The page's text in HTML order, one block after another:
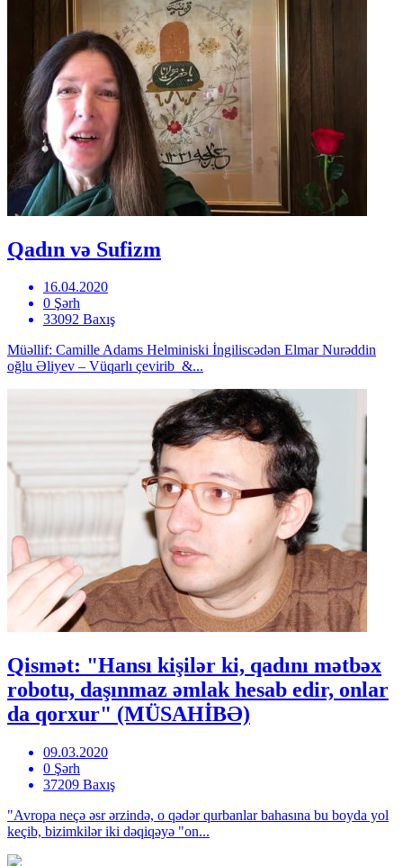
Qadın və Sufizm
16.04.2020
0 Şərh
33092 Baxış
Müəllif: Camille Adams Helminiski İngiliscədən Elmar Nurəddin
oğlu Əliyev – Vüqarlı çevirib &...
Qismət: "Hansı kişilər ki, qadını mətbəx
robotu, daşınmaz əmlak hesab edir, onlar
da qorxur" (MÜSAHİBƏ)
09.03.2020
0 Şərh
37209 Baxış
"Avropa neçə əsr ərzində, o qədər qurbanlar bahasına bu boyda yol
keçib, bizimkilər iki dəqiqəyə "on...